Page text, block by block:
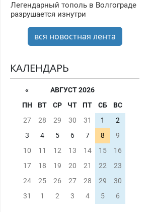
Легендарный тополь в Волгограде
разрушается изнутри
вся новостная лента
КАЛЕНДАРЬ
«
АВГУСТ 2026
ПН
ВТ СР ЧТ ПТ СБ
ВС
27
28 29 30 31 1
2
3
4 5 6 7 8
9
10
11 12 13 14 15
16
17
18 19 20 21 22
23
24
25 26 27 28 29
30
31
1 2 3 4 5 6